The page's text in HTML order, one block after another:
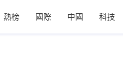
熱榜 國際 中國 科技